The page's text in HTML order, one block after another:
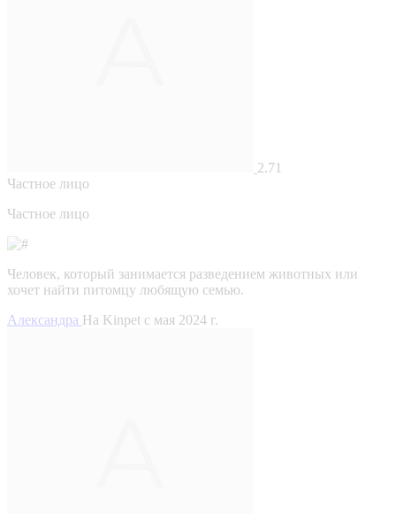
2.71
Частное лицо
Частное лицо
Человек, который занимается разведением животных или
хочет найти питомцу любящую семью.
Александра На Kinpet c мая 2024 г.